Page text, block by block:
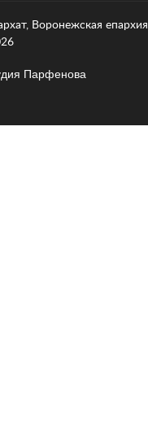
Воронежcкая епархия
Парфенова